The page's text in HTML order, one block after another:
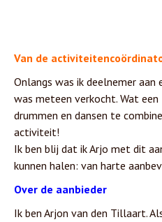
Van de
Onlangs was ik deelnemer aan
was meteen verkocht. Wat
drummen en dansen te
activiteit!
Ik ben blij dat ik Arjo met dit
kunnen halen: van harte
Over de aanbieder
Ik ben Arjon van den Tillaart.